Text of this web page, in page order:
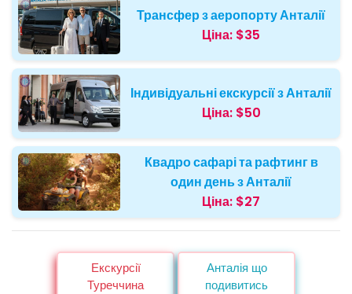
Трансфер з аеропорту Анталії
Ціна: $35
Індивідуальні екскурсії з Анталії
Ціна: $50
Квадро сафарі та рафтинг в
один день з Анталії
Ціна: $27
Екскурсії
Туреччина
Анталія що
подивитись